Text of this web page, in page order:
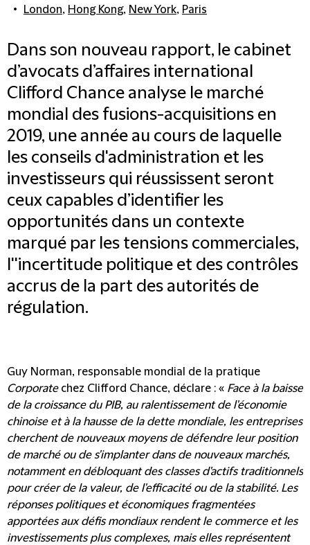
London, Hong Kong, New York, Paris
Dans son nouveau rapport, le cabinet
d’avocats d’affaires international
Clifford Chance analyse le marché
mondial des fusions-acquisitions en
2019, une année au cours de laquelle
les conseils d'administration et les
investisseurs qui réussissent seront
ceux capables d’identifier les
opportunités dans un contexte
marqué par les tensions commerciales,
l''incertitude politique et des contrôles
accrus de la part des autorités de
régulation.
Guy Norman, responsable mondial de la pratique
Corporatechez Clifford Chance, déclare : « Face à la baisse
de la croissance du PIB, au ralentissement de l'économie
chinoise et à la hausse de la dette mondiale, les entreprises
cherchent de nouveaux moyens de défendre leur position
de marché ou de s'implanter dans de nouveaux marchés,
notamment en débloquant des classes d'actifs traditionnels
pour créer de la valeur, de l'efficacité ou de la stabilité. Les
réponses politiques et économiques fragmentées
apportées aux défis mondiaux rendent le commerce et les
investissements plus complexes, mais elles représentent